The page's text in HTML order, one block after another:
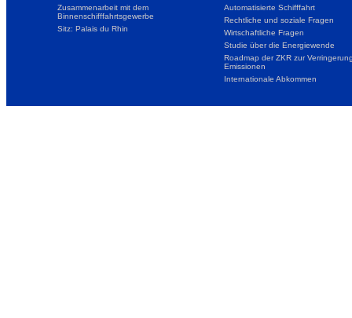
Zusammenarbeit mit dem
Binnenschifffahrtsgewerbe
Sitz: Palais du Rhin
Automatisierte Schifffahrt
Rechtliche und soziale Fragen
Wirtschaftliche Fragen
Studie über die Energiewende
Roadmap der ZKR zur
Emissionen
Internationale Abkommen